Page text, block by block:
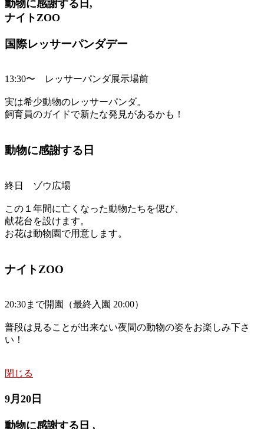
動物に感謝する日,
ナイトZOO
国際レッサーパンダデー
13:30〜 レッサーパンダ展示場前
実は希少動物のレッサーパンダ。
飼育員のガイドで新たな発見があるかも！
動物に感謝する日
終日 ゾウ広場
この１年間に亡くなった動物たちを偲び、
献花台を設けます。
お花は動物園で用意します。
ナイトZOO
20:30まで開園（最終入園 20:00）
普段は見ることが出来ない夜間の動物の姿をお楽しみ下さ
い！
閉じる
9月20日
動物に感謝する日 ,